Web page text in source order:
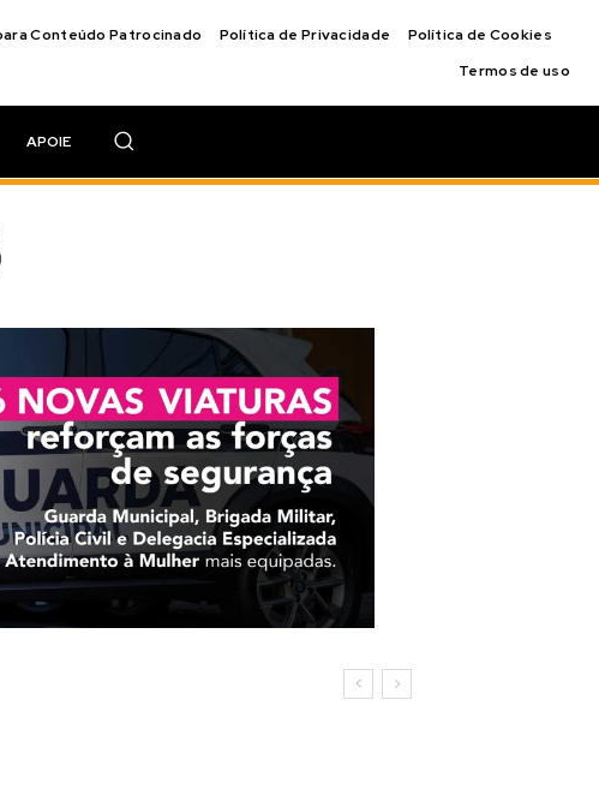
Conteúdo Patrocinado Política de Privacidade
Política de Cookies
Termos de uso
APOIE